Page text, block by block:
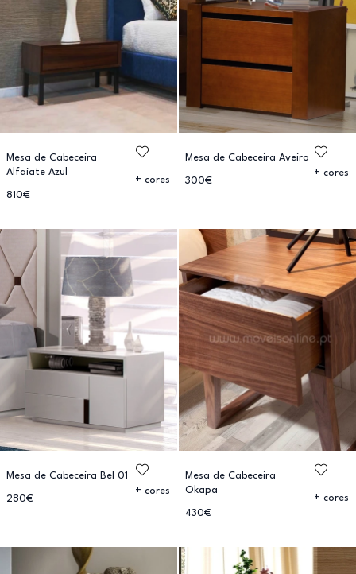
Mesa de Cabeceira
Alfaiate Azul
810€
+ cores
Mesa de Cabeceira Aveiro
300€
+ cores
Mesa de Cabeceira Bel 01
280€
+ cores
Mesa de Cabeceira
Okapa
430€
+ cores